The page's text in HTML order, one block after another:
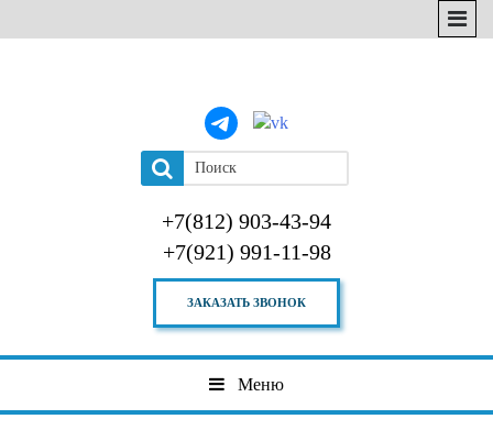
+7(812) 903-43-94
+7(921) 991-11-98
ЗАКАЗАТЬ ЗВОНОК
Меню